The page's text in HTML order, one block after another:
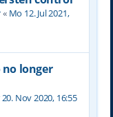
« Mo 12. Jul 2021,
no longer
20. Nov 2020, 16:55